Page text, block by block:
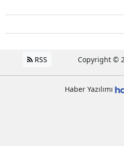
RSS Copyright ©
Haber Yazılımı